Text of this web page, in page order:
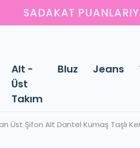
YENI
Alt -
Üst
Takım
Bluz Jeans
Üst Şifon Alt Dantel Kumaş Taşlı